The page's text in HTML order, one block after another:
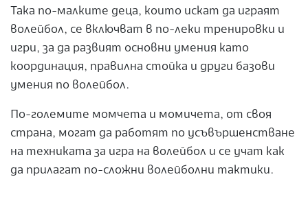
Така по-малките деца, които искат да играят
волейбол, се включват в по-леки тренировки и
игри, за да развият основни умения като
координация, правилна стойка и други базови
умения по волейбол.
По-големите момчета и момичета, от своя
страна, могат да работят по усъвършенстване
на техниката за игра на волейбол и се учат как
да прилагат по-сложни волейболни тактики.